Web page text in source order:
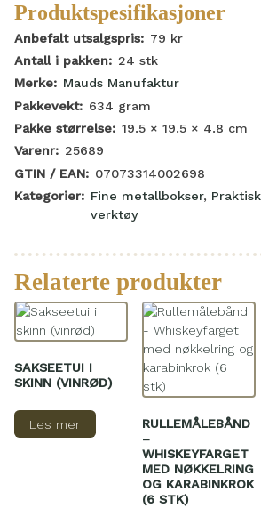
Produktspesifikasjoner
Anbefalt utsalgspris: 79 kr
Antall i pakken: 24 stk
Merke: Mauds Manufaktur
Pakkevekt: 634 gram
Pakke størrelse: 19.5 × 19.5 × 4.8 cm
Varenr: 25689
GTIN / EAN: 07073314002698
Kategorier: Fine metallbokser,
verktøy
Relaterte produkter
SAKSEETUI I
SKINN (VINRØD)
Les mer
RULLEMÅLEBÅND
–
WHISKEYFARGET
MED NØKKELRING
OG KARABINKROK
(6 STK)